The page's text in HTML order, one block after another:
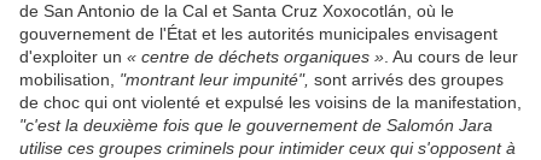
de San Antonio de la Cal et Santa Cruz Xoxocotlán, où le
gouvernement de l'État et les autorités municipales envisagent
d'exploiter un « centre de déchets organiques » . Au cours de leur
mobilisation, "montrant leur impunité", sont arrivés des groupes
de choc qui ont violenté et expulsé les voisins de la manifestation,
"c'est la deuxième fois que le gouvernement de Salomón Jara
utilise ces groupes criminels pour intimider ceux qui s'opposent à